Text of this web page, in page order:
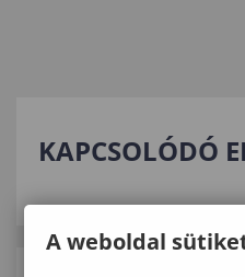
KAPCSOLÓDÓ
A weboldal